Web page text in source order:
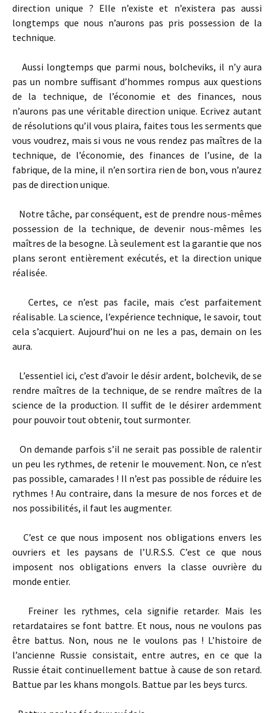
direction unique ? Elle n’existe et n’existera pas aussi
longtemps que nous n’aurons pas pris possession de la
technique.
Aussi longtemps que parmi nous, bolcheviks, il n’y aura
pas un nombre suffisant d’hommes rompus aux questions
de la technique, de l’économie et des finances, nous
n’aurons pas une véritable direction unique. Ecrivez autant
de résolutions qu’il vous plaira, faites tous les serments que
vous voudrez, mais si vous ne vous rendez pas maîtres de la
technique, de l’économie, des finances de l’usine, de la
fabrique, de la mine, il n’en sortira rien de bon, vous n’aurez
pas de direction unique.
Notre tâche, par conséquent, est de prendre nous­-mêmes
possession de la technique, de devenir nous­-mêmes les
maîtres de la besogne. Là seulement est la garantie que nos
plans seront entièrement exécutés, et la direction unique
réalisée.
Certes, ce n’est pas facile, mais c’est parfaitement
réalisable. La science, l’expérience technique, le savoir, tout
cela s’acquiert. Aujourd’hui on ne les a pas, demain on les
aura.
L’essentiel ici, c’est d’avoir le désir ardent, bolchevik, de se
rendre maîtres de la technique, de se rendre maîtres de la
science de la production. Il suffit de le désirer ardemment
pour pouvoir tout obtenir, tout surmonter.
On demande parfois s’il ne serait pas possible de ralentir
un peu les rythmes, de retenir le mouvement. Non, ce n’est
pas possible, camarades ! Il n’est pas possible de réduire les
rythmes ! Au contraire, dans la mesure de nos forces et de
nos possibilités, il faut les augmenter.
C’est ce que nous imposent nos obligations envers les
ouvriers et les paysans de l’U.R.S.S. C’est ce que nous
imposent nos obligations envers la classe ouvrière du
monde entier.
Freiner les rythmes, cela signifie retarder. Mais les
retardataires se font battre. Et nous, nous ne voulons pas
être battus. Non, nous ne le voulons pas ! L’histoire de
l’ancienne Russie consistait, entre autres, en ce que la
Russie était continuellement battue à cause de son retard.
Battue par les khans mongols. Battue par les beys turcs.